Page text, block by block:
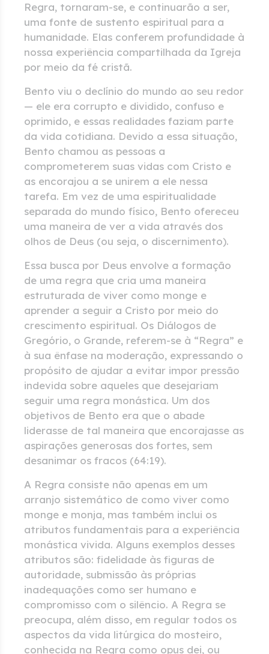
Regra, tornaram-se, e continuarão a ser,
uma fonte de sustento espiritual para a
humanidade. Elas conferem profundidade à
nossa experiência compartilhada da Igreja
por meio da fé cristã.
Bento viu o declínio do mundo ao seu redor
— ele era corrupto e dividido, confuso e
oprimido, e essas realidades faziam parte
da vida cotidiana. Devido a essa situação,
Bento chamou as pessoas a
comprometerem suas vidas com Cristo e
as encorajou a se unirem a ele nessa
tarefa. Em vez de uma espiritualidade
separada do mundo físico, Bento ofereceu
uma maneira de ver a vida através dos
olhos de Deus (ou seja, o discernimento).
Essa busca por Deus envolve a formação
de uma regra que cria uma maneira
estruturada de viver como monge e
aprender a seguir a Cristo por meio do
crescimento espiritual. Os Diálogos de
Gregório, o Grande, referem-se à “Regra” e
à sua ênfase na moderação, expressando o
propósito de ajudar a evitar impor pressão
indevida sobre aqueles que desejariam
seguir uma regra monástica. Um dos
objetivos de Bento era que o abade
liderasse de tal maneira que encorajasse as
aspirações generosas dos fortes, sem
desanimar os fracos (64:19).
A Regra consiste não apenas em um
arranjo sistemático de como viver como
monge e monja, mas também inclui os
atributos fundamentais para a experiência
monástica vivida. Alguns exemplos desses
atributos são: fidelidade às figuras de
autoridade, submissão às próprias
inadequações como ser humano e
compromisso com o silêncio. A Regra se
preocupa, além disso, em regular todos os
aspectos da vida litúrgica do mosteiro,
conhecida na Regra como opus dei, ou